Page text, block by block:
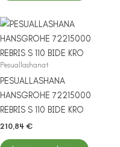
Pesuallashanat
PESUALLASHANA
HANSGROHE 72215000
REBRIS S 110 BIDE KRO
210,84 €